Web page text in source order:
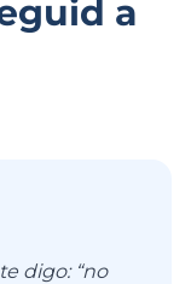
a
digo: “no